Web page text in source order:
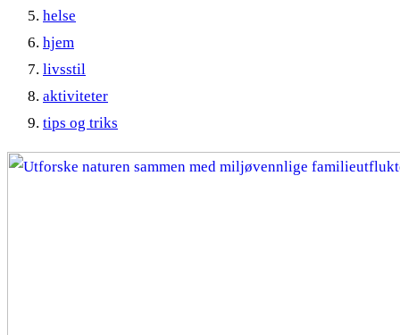
helse
hjem
livsstil
aktiviteter
tips og triks